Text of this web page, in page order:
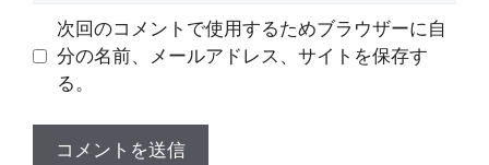
次回のコメントで使用するためブラウザーに自
分の名前、メールアドレス、サイトを保存す
る。